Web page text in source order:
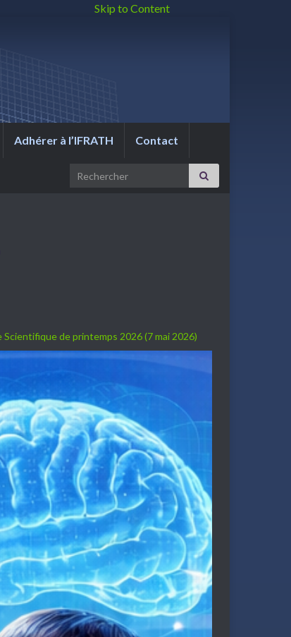
Skip to Content
Adhérer à l’IFRATH Contact
Search for:
Matinée Scientifique de printemps 2026 (7 mai 2026)